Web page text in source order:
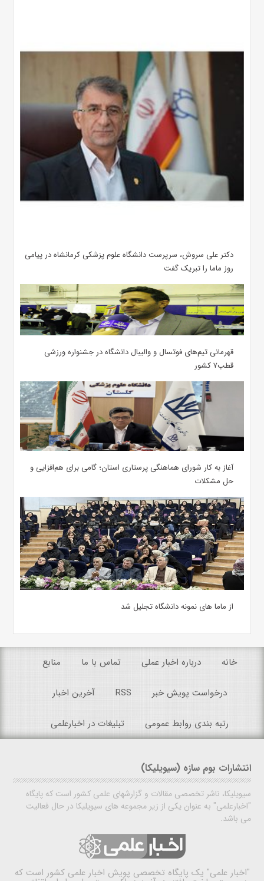
دکتر علی سروش، سرپرست دانشگاه علوم پزشکی کرمانشاه در پیامی
روز ماما را تبریک گفت
قهرمانی تیم‌های فوتسال و والیبال دانشگاه در جشنواره ورزشی
قطب۷ کشور
آغاز به کار شورای هماهنگی پرستاری استان؛ گامی برای هم‌افزایی و
حل مشکلات
از ماما های نمونه دانشگاه تجلیل شد
خانه درباره اخبار عملی تماس با ما منابع
درخواست پویش خبر RSS آخرین اخبار
رتبه بندی روابط عمومی تبلیغات در اخبارعلمی
انتشارات بوم سازه (سیویلیکا)
سیویلیکا، ناشر تخصصی مقالات و گزارشهای علمی کشور است که پایگاه
"اخبارعلمی" به عنوان یکی از زیر مجموعه های سیویلیکا در حال فعالیت
می باشد.
"اخبار علمی" یک پایگاه تخصصی پویش اخبار علمی کشور است که